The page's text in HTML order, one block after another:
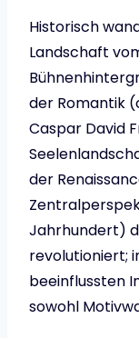
Historisch
Landschaft
der Romantik
Caspar David
der
Jahrhundert)
revolutioniert;
beeinflussten
sowohl